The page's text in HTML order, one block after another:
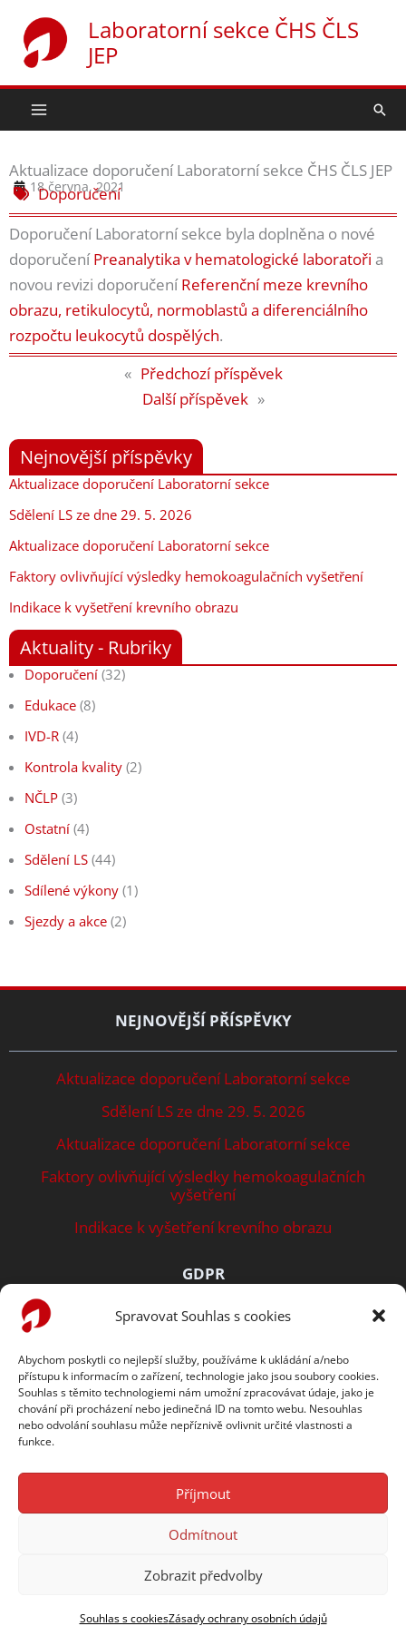
Spravovat Souhlas s cookies
Abychom poskytli co nejlepší služby, používáme k ukládání a/nebo
přístupu k informacím o zařízení, technologie jako jsou soubory cookies.
Souhlas s těmito technologiemi nám umožní zpracovávat údaje, jako je
chování při procházení nebo jedinečná ID na tomto webu. Nesouhlas
nebo odvolání souhlasu může nepříznivě ovlivnit určité vlastnosti a
funkce.
Příjmout
Odmítnout
Zobrazit předvolby
Souhlas s cookiesZásady ochrany osobních údajů
obsah
Laboratorní sekce ČHS ČLS
JEP
Aktualizace doporučení Laboratorní sekce ČHS ČLS JEP
18 června, 2021
Doporučení
Doporučení Laboratorní sekce byla doplněna o nové
doporučeníPreanalytika v hematologické laboratoři a
novou revizi doporučeníReferenční meze krevního
obrazu, retikulocytů, normoblastů a diferenciálního
rozpočtu leukocytů dospělých.
« Předchozí příspěvek
Další příspěvek »
Nejnovější příspěvky
Aktualizace doporučení Laboratorní sekce
Sdělení LS ze dne 29. 5. 2026
Aktualizace doporučení Laboratorní sekce
Faktory ovlivňující výsledky hemokoagulačních vyšetření
Indikace k vyšetření krevního obrazu
Aktuality - Rubriky
Doporučení (32)
Edukace (8)
IVD-R (4)
Kontrola kvality (2)
NČLP (3)
Ostatní (4)
Sdělení LS (44)
Sdílené výkony (1)
Sjezdy a akce (2)
NEJNOVĚJŠÍ PŘÍSPĚVKY
Aktualizace doporučení Laboratorní sekce
Sdělení LS ze dne 29. 5. 2026
Aktualizace doporučení Laboratorní sekce
Faktory ovlivňující výsledky hemokoagulačních
vyšetření
Indikace k vyšetření krevního obrazu
GDPR
Prohlášení o cookies
TENTO WEB PODPORUJE
Copyright © 2026Laboratorní sekce ČHS ČLS JEP